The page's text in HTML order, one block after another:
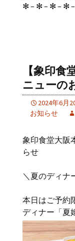
✻ – ✻ – ✻ – ✻
【象印食
ニューの
2024年6月
お知らせ
象印食堂大阪
らせ
＼夏のディナ
本日はご予約
ディナー「夏